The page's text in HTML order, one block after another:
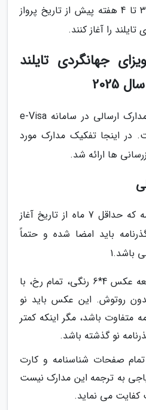
کنند که متقاضیان حداقل 3 تا 4 هفته پیش از تاریخ پرواز
را آغاز کنند.
جهانگردی تایلند
کامل بودن و دقیق بودن مدارک ارسالی در سامانه e-Visa
اینجا تفکیک مدارک مورد
ها ارائه شد.
گذرنامه معتبر: اصل گذرنامه که حداقل 7 ماه از تاریخ آغاز
باید امضا شده و حتماً
باشد.1
عکس پرسنلی: دو قطعه عکس 4*6 رنگی، تمام رخ، با
روتوش. این عکس باید نو
متفاوت باشد، مگر اینکه کمتر
نو گذشته باشد.
صفحات شناسنامه و کارت
به ترجمه این مدارک نیست
کفایت می نماید.